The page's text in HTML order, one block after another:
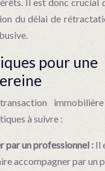
du délai de
pour une
à suivre :
par un professionnel : Il
accompagner par un